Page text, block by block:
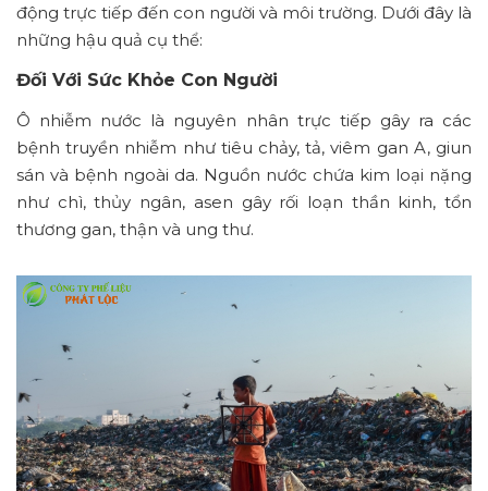
động trực tiếp đến con người và môi trường. Dưới đây là
những hậu quả cụ thể:
Đối Với Sức Khỏe Con Người
Ô nhiễm nước là nguyên nhân trực tiếp gây ra các
bệnh truyền nhiễm như tiêu chảy, tả, viêm gan A, giun
sán và bệnh ngoài da. Nguồn nước chứa kim loại nặng
như chì, thủy ngân, asen gây rối loạn thần kinh, tổn
thương gan, thận và ung thư.